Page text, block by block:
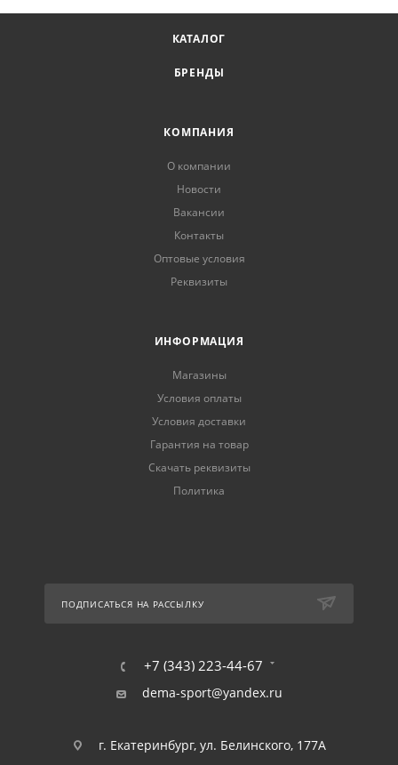
КАТАЛОГ
БРЕНДЫ
КОМПАНИЯ
О компании
Новости
Вакансии
Контакты
Оптовые условия
Реквизиты
ИНФОРМАЦИЯ
Магазины
Условия оплаты
Условия доставки
Гарантия на товар
Скачать реквизиты
Политика
ПОДПИСАТЬСЯ НА РАССЫЛКУ
+7 (343) 223-44-67
dema-sport@yandex.ru
г. Екатеринбург, ул. Белинского, 177А